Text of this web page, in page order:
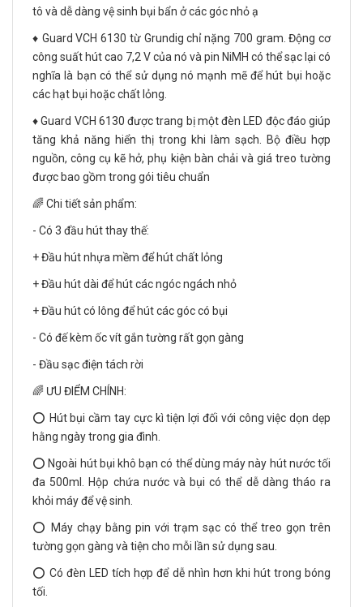
tô và dễ dàng vệ sinh bụi bẩn ở các góc nhỏ ạ
♦️ Guard VCH 6130 từ Grundig chỉ nặng 700 gram. Động cơ
công suất hút cao 7,2 V của nó và pin NiMH có thể sạc lại có
nghĩa là bạn có thể sử dụng nó mạnh mẽ để hút bụi hoặc
các hạt bụi hoặc chất lỏng.
♦️ Guard VCH 6130 được trang bị một đèn LED độc đáo giúp
tăng khả năng hiển thị trong khi làm sạch. Bộ điều hợp
nguồn, công cụ kẽ hở, phụ kiện bàn chải và giá treo tường
được bao gồm trong gói tiêu chuẩn
🌈 Chi tiết sản phẩm:
- Có 3 đầu hút thay thế:
+ Đầu hút nhựa mềm để hút chất lỏng
+ Đầu hút dài để hút các ngóc ngách nhỏ
+ Đầu hút có lông để hút các góc có bụi
- Có đế kèm ốc vít gắn tường rất gọn gàng
- Đầu sạc điện tách rời
🌈 ƯU ĐIỂM CHÍNH:
⭕ Hút bụi cầm tay cực kì tiện lợi đối với công việc dọn dẹp
hằng ngày trong gia đình.
⭕ Ngoài hút bụi khô bạn có thể dùng máy này hút nước tối
đa 500ml. Hộp chứa nước và bụi có thể dễ dàng tháo ra
khỏi máy để vệ sinh.
⭕ Máy chạy bằng pin với trạm sạc có thể treo gọn trên
tường gọn gàng và tiện cho mỗi lần sử dụng sau.
⭕ Có đèn LED tích hợp để dễ nhìn hơn khi hút trong bóng
tối.